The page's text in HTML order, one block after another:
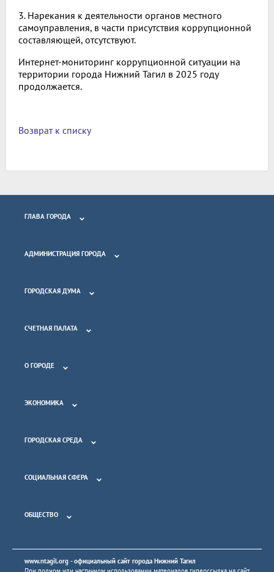
3. Нарекания к деятельности органов местного
самоуправления, в части присутствия коррупционной
составляющей, отсутствуют.
Интернет-мониторинг коррупционной ситуации на
территории города Нижний Тагил в 2025 году
продолжается.
Возврат к списку
ГЛАВА ГОРОДА
АДМИНИСТРАЦИЯ ГОРОДА
ГОРОДСКАЯ ДУМА
СЧЕТНАЯ ПАЛАТА
О ГОРОДЕ
ЭКОНОМИКА
ГОРОДСКАЯ СРЕДА
СОЦИАЛЬНАЯ СФЕРА
ОБЩЕСТВО
www.ntagil.org - официальный сайт города Нижний Тагил